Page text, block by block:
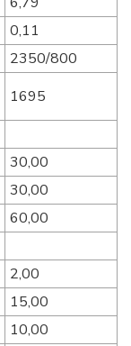
0,11
2350/800
1695
30,00
30,00
60,00
2,00
15,00
10,00